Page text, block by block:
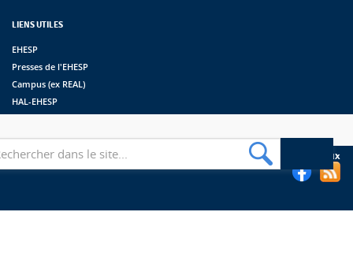
LIENS UTILES
EHESP
Presses de l'EHESP
Campus (ex REAL)
HAL-EHESP
Suivez les bibliothèques de l'EHESP sur les réseaux sociaux